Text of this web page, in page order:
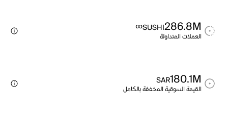
286.8M
SUSHI
∞
العملات المتداولة
180.1M
SAR
القيمة السوقية المخففة بالكامل